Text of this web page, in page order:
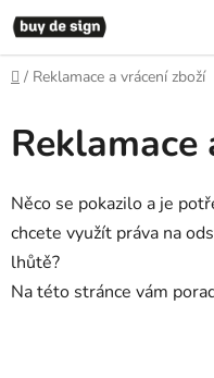
Přejít
na
obsah
Domů
/ Reklamace a vrácení zboží
Reklamace
Něco se pokazilo a je
chcete využít práva na
lhůtě?
Na této stránce vám